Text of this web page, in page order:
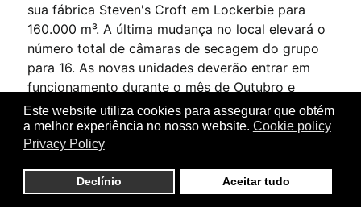
Este website utiliza cookies para assegurar que obtém
a melhor experiência no nosso website. Cookie policy
Privacy Policy
Declínio Aceitar tudo
sua fábrica Steven's Croft em Lockerbie para
160.000 m³. A última mudança no local elevará o
número total de câmaras de secagem do grupo
para 16. As novas unidades deverão entrar em
funcionamento durante o mês de Outubro e
reflectir os volumes crescentes que estão a ser
processados através da nova linha de serragem
na fábrica da Lockerbie 3. As câmaras existentes
recuperação de calor e já reduziram com sucesso